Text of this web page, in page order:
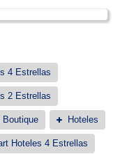
4 Estrellas
2 Estrellas
Boutique Hoteles
Hoteles 4 Estrellas